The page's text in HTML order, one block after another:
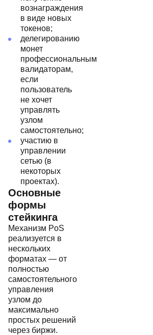
вознаграждения
в виде новых
токенов;
делегированию
монет
профессиональным
валидаторам,
если
пользователь
не хочет
управлять
узлом
самостоятельно;
участию в
управлении
сетью (в
некоторых
проектах).
Основные
формы
стейкинга
Механизм PoS
реализуется в
нескольких
форматах — от
полностью
самостоятельного
управления
узлом до
максимально
простых решений
через биржи.